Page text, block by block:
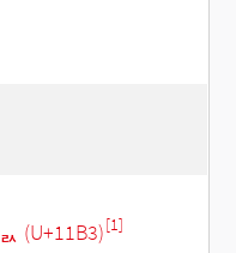
ᆳ (U+11B3)[1]